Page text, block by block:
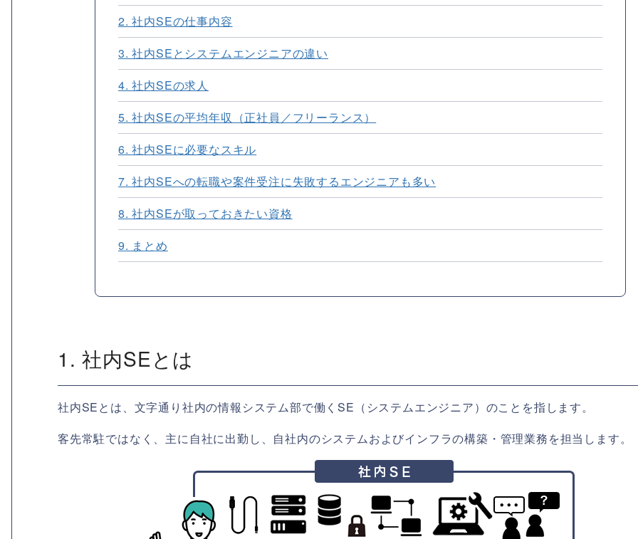
2. 社内SEの仕事内容
3. 社内SEとシステムエンジニアの違い
4. 社内SEの求人
5. 社内SEの平均年収（正社員／フリーランス）
6. 社内SEに必要なスキル
7. 社内SEへの転職や案件受注に失敗するエンジニアも多い
8. 社内SEが取っておきたい資格
9. まとめ
1. 社内SEとは
社内SEとは、文字通り社内の情報システム部で働くSE（システムエンジニア）のことを指します。
客先常駐ではなく、主に自社に出勤し、自社内のシステムおよびインフラの構築・管理業務を担当します。